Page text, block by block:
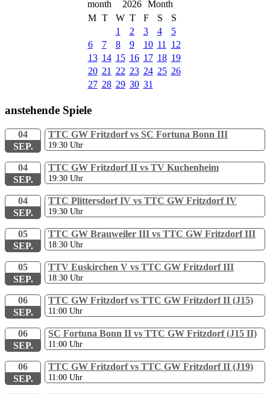
2026
M T W T F S
S
1
2 3 4
5
6
7 8 9 10 11
12
13 14 15 16 17 18 19
20 21 22 23 24 25 26
27 28 29 30 31
anstehende Spiele
04
SEP.
TTC GW Fritzdorf vs SC Fortuna Bonn III
19:30 Uhr
04
SEP.
TTC GW Fritzdorf II vs TV Kuchenheim
19:30 Uhr
04
SEP.
TTC Plittersdorf IV vs TTC GW Fritzdorf IV
19:30 Uhr
05
SEP.
TTC GW Brauweiler III vs TTC GW Fritzdorf III
18:30 Uhr
05
SEP.
TTV Euskirchen V vs TTC GW Fritzdorf III
18:30 Uhr
06
SEP.
TTC GW Fritzdorf vs TTC GW Fritzdorf II (J15)
11:00 Uhr
06
SEP.
SC Fortuna Bonn II vs TTC GW Fritzdorf (J15 II)
11:00 Uhr
06
SEP.
TTC GW Fritzdorf vs TTC GW Fritzdorf II (J19)
11:00 Uhr